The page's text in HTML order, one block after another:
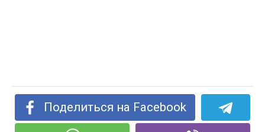
Поделиться на Facebook